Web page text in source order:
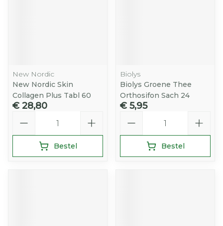
New Nordic
New Nordic Skin
Collagen Plus Tabl 60
€ 28,80
Bestel
Biolys
Biolys Groene Thee
Orthosifon Sach 24
€ 5,95
Bestel